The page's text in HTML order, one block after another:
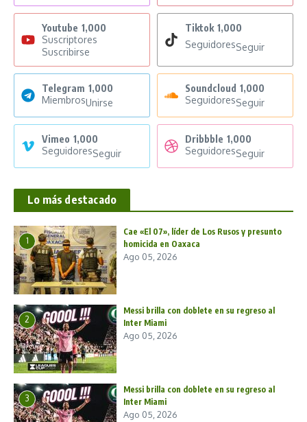
Youtube 1,000
Suscriptores
Suscribirse
Tiktok 1,000
SeguidoresSeguir
Telegram 1,000
MiembrosUnirse
Soundcloud 1,000
SeguidoresSeguir
Vimeo 1,000
SeguidoresSeguir
Dribbble 1,000
SeguidoresSeguir
Lo más destacado
1
Cae «El 07», líder de Los Rusos y presunto
homicida en Oaxaca
Ago 05, 2026
2
Messi brilla con doblete en su regreso al
Inter Miami
Ago 05, 2026
3
Messi brilla con doblete en su regreso al
Inter Miami
Ago 05, 2026